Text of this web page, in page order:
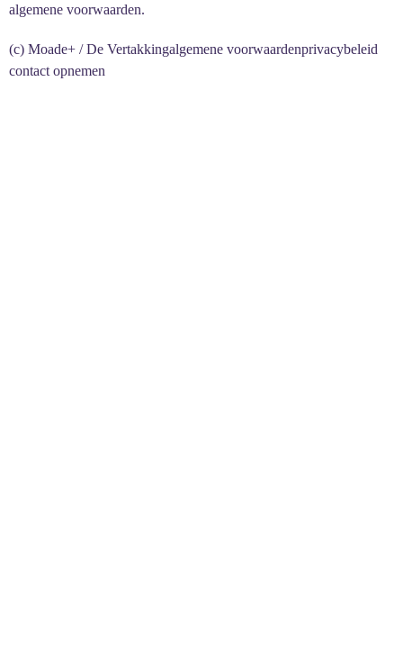
algemene voorwaarden.
(c) Moade+ / De Vertakkingalgemene voorwaardenprivacybeleid
contact opnemen